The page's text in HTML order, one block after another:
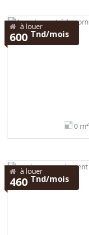
à louer
600 Tnd/mois
0 m²
à louer
460 Tnd/mois